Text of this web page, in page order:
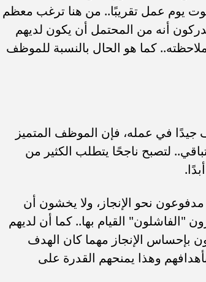
يوم عمل تقريبًا.. من هنا ترغب معظم
أنه من المحتمل أن يكون لديهم
كما هو الحال بالنسبة للموظف
جيدًا في عمله، فإن الموظف المتميز
لتصبح ناجحًا يتطلب الكثير من
نحو الإنجاز، ولا يخشون أن
"الفاشلون" القيام بها.. كما أن لديهم
بإحساس الإنجاز مهما كان الهدف
وهذا يمنحهم القدرة على
مبادرة
شاكيرا تعيد أشهر صورها من 1997.. لقطة
قديمة تعود بالتزامن مع الحديث...